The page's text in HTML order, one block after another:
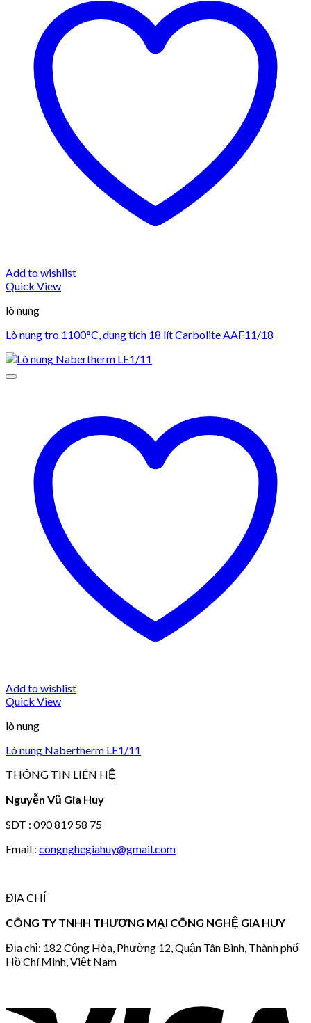
Add to wishlist
Quick View
lò nung
Lò nung tro 1100°C, dung tích 18 lít Carbolite AAF11/18
Add to wishlist
Quick View
lò nung
Lò nung Nabertherm LE1/11
THÔNG TIN LIÊN HỆ
Nguyễn Vũ Gia Huy
SDT : 090 819 58 75
Email : congnghegiahuy@gmail.com
ĐỊA CHỈ
CÔNG TY TNHH THƯƠNG MẠI CÔNG NGHỆ GIA HUY
Địa chỉ: 182 Cộng Hòa, Phường 12, Quận Tân Bình, Thành phố
Hồ Chí Minh, Việt Nam